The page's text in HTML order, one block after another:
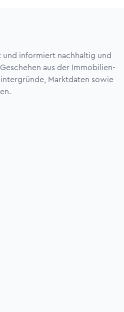
und informiert nachhaltig und
aus der Immobilien-
Marktdaten sowie